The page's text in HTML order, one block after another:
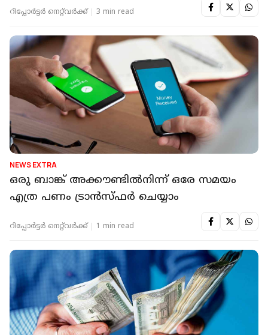
റിപ്പോർട്ടർ നെറ്റ്‌വര്‍ക്ക്‌ 3 min read
NEWS EXTRA
ഒരു ബാങ്ക് അക്കൗണ്ടില്‍നിന്ന് ഒരേ സമയം
എത്ര പണം ട്രാന്‍സ്ഫര്‍ ചെയ്യാം
റിപ്പോർട്ടർ നെറ്റ്‌വര്‍ക്ക്‌ 1 min read